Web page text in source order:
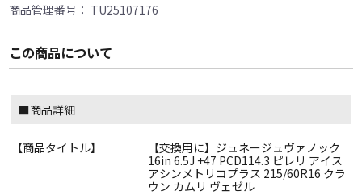
商品管理番号： TU25107176
この商品について
■商品詳細
【商品タイトル】
【交換用に】ジュネージュヴァノック
16in 6.5J +47 PCD114.3 ピレリ アイス
アシンメトリコプラス 215/60R16 クラ
ウン カムリ ヴェゼル